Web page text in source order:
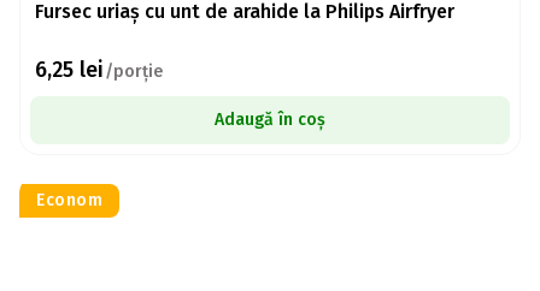
Fursec uriaș cu unt de arahide la Philips Airfryer
6,25 lei/porție
Adaugă în coș
Econom